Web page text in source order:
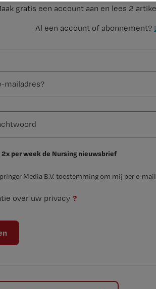
gratis een account aan en lees 2
Al een account of abonnement?
2x per week de Nursing nieuwsbrief
Media B.V. toestemming om mij per e-
over uw privacy ?